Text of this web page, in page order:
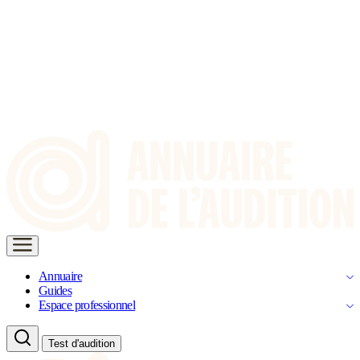
Annuaire
Guides
Espace professionnel
Test d'audition